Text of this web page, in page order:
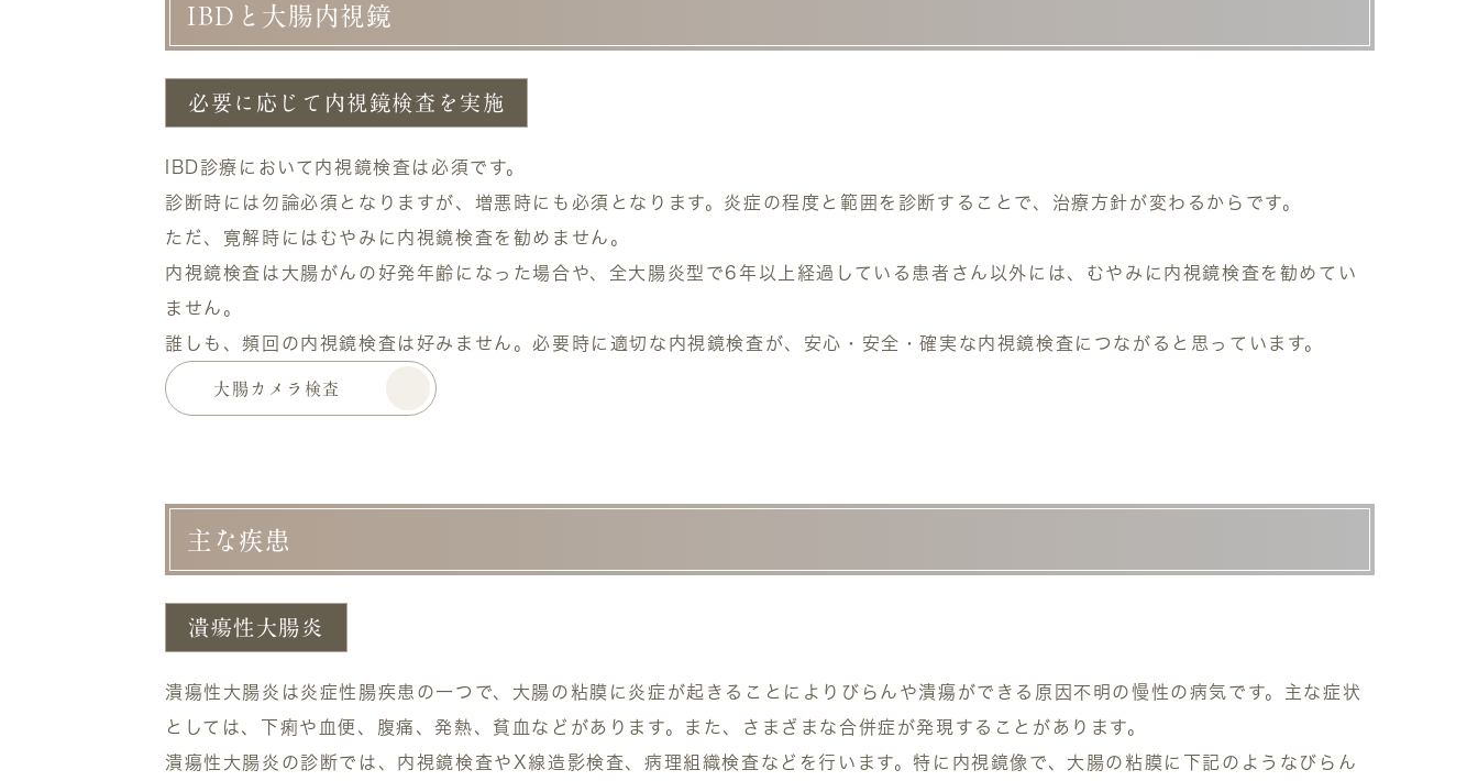
IBDと大腸内視鏡
必要に応じて内視鏡検査を実施
IBD診療において内視鏡検査は必須です。
診断時には勿論必須となりますが、増悪時にも必須となります。炎症の程度と範囲を診断することで、治療方針が変わるからです。
ただ、寛解時にはむやみに内視鏡検査を勧めません。
内視鏡検査は大腸がんの好発年齢になった場合や、全大腸炎型で6年以上経過している患者さん以外には、むやみに内視鏡検査を勧めてい
ません。
誰しも、頻回の内視鏡検査は好みません。必要時に適切な内視鏡検査が、安心・安全・確実な内視鏡検査につながると思っています。
大腸カメラ検査
主な疾患
潰瘍性大腸炎
潰瘍性大腸炎は炎症性腸疾患の一つで、大腸の粘膜に炎症が起きることによりびらんや潰瘍ができる原因不明の慢性の病気です。主な症状
としては、下痢や血便、腹痛、発熱、貧血などがあります。また、さまざまな合併症が発現することがあります。
潰瘍性大腸炎の診断では、内視鏡検査やX線造影検査、病理組織検査などを行います。特に内視鏡像で、大腸の粘膜に下記のようなびらん